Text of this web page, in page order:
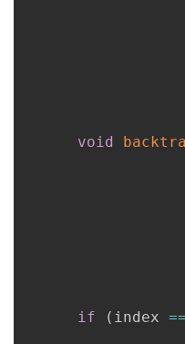
void
if ( index ==